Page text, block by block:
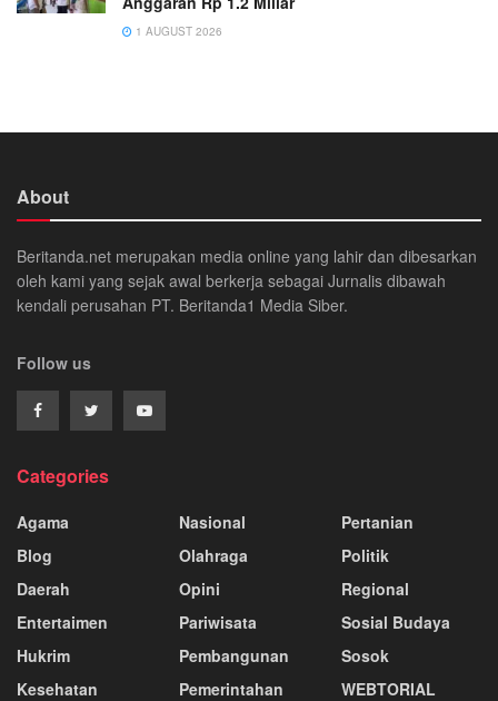
1 AUGUST 2026
About
Beritanda.net merupakan media online yang lahir dan dibesarkan
oleh kami yang sejak awal berkerja sebagai Jurnalis dibawah
kendali perusahan PT. Beritanda1 Media Siber.
Follow us
Categories
Agama
Blog
Daerah
Entertaimen
Hukrim
Kesehatan
Nasional
Olahraga
Opini
Pariwisata
Pembangunan
Pemerintahan
Pertanian
Politik
Regional
Sosial Budaya
Sosok
WEBTORIAL